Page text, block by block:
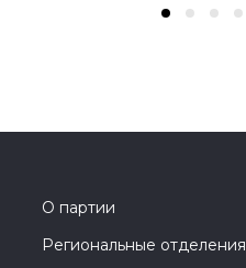
О партии
Региональные отделения